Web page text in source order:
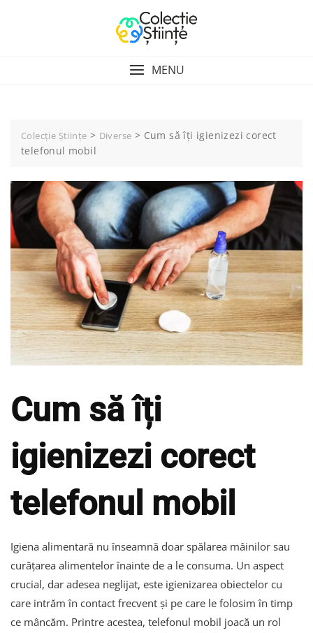
MENU
Colecție Științe > Diverse > Cum să îți igienizezi corect
telefonul mobil
Cum să îți
igienizezi corect
telefonul mobil
Igiena alimentară nu înseamnă doar spălarea mâinilor sau
curățarea alimentelor înainte de a le consuma. Un aspect
crucial, dar adesea neglijat, este igienizarea obiectelor cu
care intrăm în contact frecvent și pe care le folosim în timp
ce mâncăm. Printre acestea, telefonul mobil joacă un rol